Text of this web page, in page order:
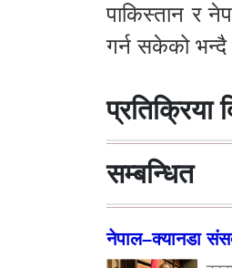
पाकिस्तान र
गर्न सकेको
प्रतिक्रिया
सम्बन्धित
नेपाल–क्यानडा